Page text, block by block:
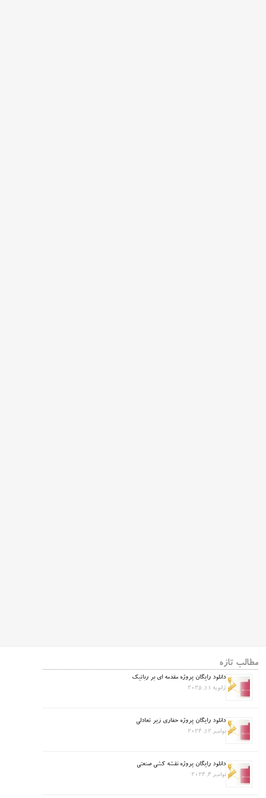
مطالب تازه
دانلود رایگان پروژه مقدمه ای بر رباتیک
ژانویه 11, 2025
دانلود رایگان پروژه حفاری زیر تعادلی
نوامبر 12, 2024
دانلود رایگان پروژه نقشه کشی صنعتی
نوامبر 4, 2024